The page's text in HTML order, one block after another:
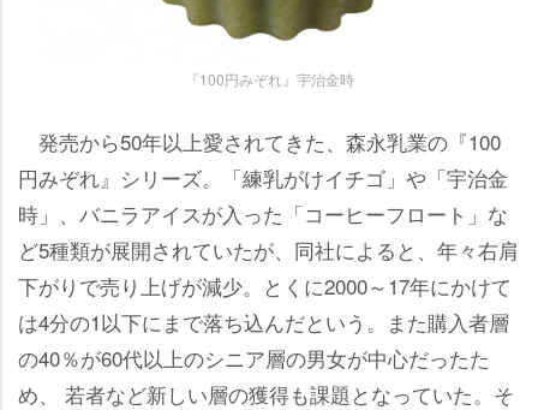
『100円みぞれ』宇治金時
発売から50年以上愛されてきた、森永乳業の『100
円みぞれ』シリーズ。「練乳がけイチゴ」や「宇治金
時」、バニラアイスが入った「コーヒーフロート」な
ど5種類が展開されていたが、同社によると、年々右肩
下がりで売り上げが減少。とくに2000～17年にかけて
は4分の1以下にまで落ち込んだという。また購入者層
の40％が60代以上のシニア層の男女が中心だったた
め、 若者など新しい層の獲得も課題となっていた。そ